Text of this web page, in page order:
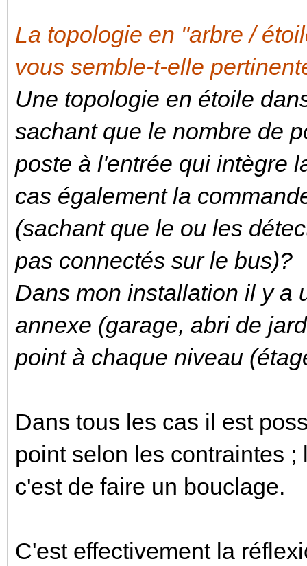
La topologie en "arbre /
vous semble-t-elle
Une topologie en étoile
sachant que le nombre de
poste à l'entrée qui intègre
cas également la
(sachant que le ou les
pas connectés sur le bus)?
Dans mon installation il y a
annexe (garage, abri de
point à chaque niveau
Dans tous les cas il est
point selon les contraintes
c'est de faire un bouclage.
C'est effectivement la